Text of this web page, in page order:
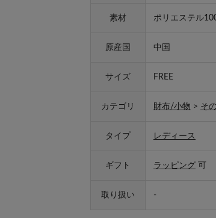
素材 ポリエステル
原産国 中国
サイズ FREE
カテゴリ 財布/小物 > そ
タイプ レディース
ギフト ラッピング 可
取り扱い -